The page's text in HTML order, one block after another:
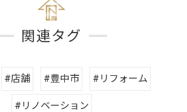
関連タグ
#店舗 #豊中市 #リフォーム
#リノベーション